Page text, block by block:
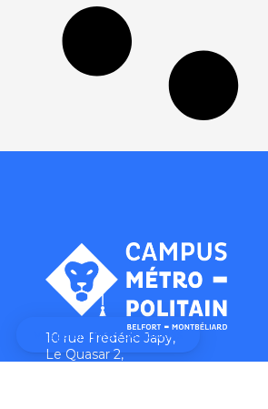
10 rue Frédéric Japy,
Le Quasar 2,